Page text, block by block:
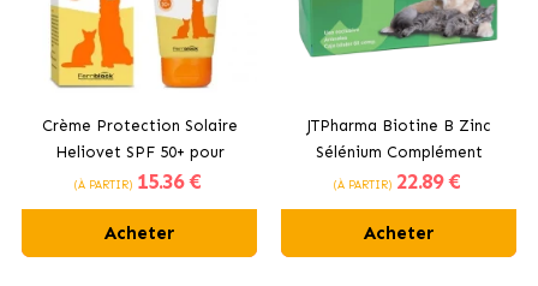
Crème Protection Solaire
Heliovet SPF 50+ pour
Chiens et Chats Stangest
(À PARTIR) 15.36 €
Acheter
JTPharma Biotine B Zinc
Sélénium Complément
Nutritionnel pour Chiens et
Chats
(À PARTIR) 22.89 €
Acheter